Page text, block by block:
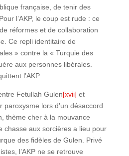
française, de tenir des
l’AKP, le coup est rude : ce
réformes et de collaboration
Ce repli identitaire de
» contre la « Turquie des
aux personnes libérales.
l’AKP.
Fetullah Gulen[xvii] et
paroxysme lors d’un désaccord
thème cher à la mouvance
chasse aux sorcières a lieu pour
des fidèles de Gulen. Privé
l’AKP ne se retrouve